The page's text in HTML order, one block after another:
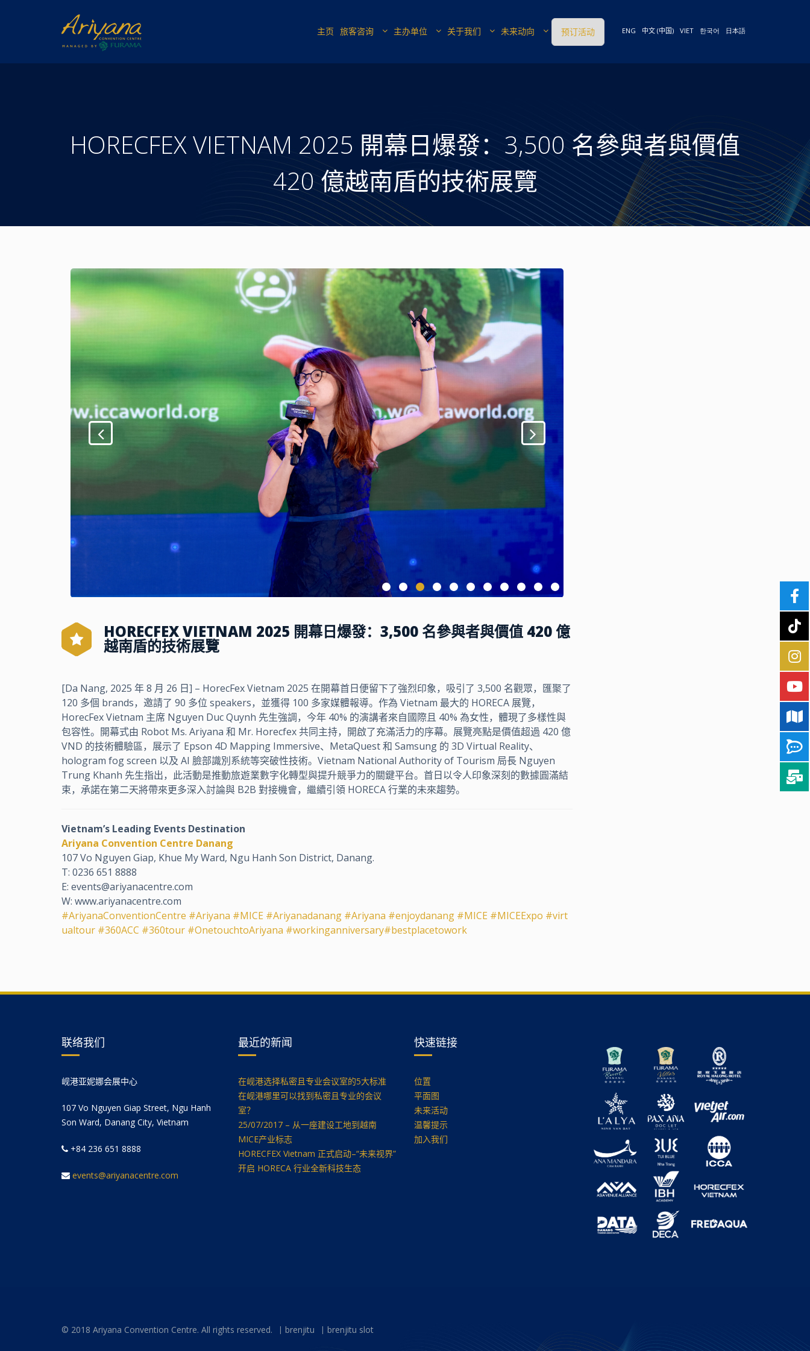
主页 旅客咨询 主办单位 关于我们 未来动向 预订活动 ENG 中文 (中国) VIET 한국어 日本語
HORECFEX VIETNAM 2025 開幕日爆發：3,500 名參與者與價值
420 億越南盾的技術展覽
HORECFEX VIETNAM 2025 開幕日爆發：3,500 名參與者與價值 420 億
越南盾的技術展覽
[Da Nang, 2025 年 8 月 26 日] – HorecFex Vietnam 2025 在開幕首日便留下了強烈印象，吸引了 3,500 名觀眾，匯聚了
120 多個 brands，邀請了 90 多位 speakers，並獲得 100 多家媒體報導。作為 Vietnam 最大的 HORECA 展覽，
HorecFex Vietnam 主席 Nguyen Duc Quynh 先生強調，今年 40% 的演講者來自國際且 40% 為女性，體現了多樣性與
包容性。開幕式由 Robot Ms. Ariyana 和 Mr. Horecfex 共同主持，開啟了充滿活力的序幕。展覽亮點是價值超過 420 億
VND 的技術體驗區，展示了 Epson 4D Mapping Immersive、MetaQuest 和 Samsung 的 3D Virtual Reality、
hologram fog screen 以及 AI 臉部識別系統等突破性技術。Vietnam National Authority of Tourism 局長 Nguyen
Trung Khanh 先生指出，此活動是推動旅遊業數字化轉型與提升競爭力的關鍵平台。首日以令人印象深刻的數據圓滿結
束，承諾在第二天將帶來更多深入討論與 B2B 對接機會，繼續引領 HORECA 行業的未來趨勢。
Vietnam’s Leading Events Destination
Ariyana Convention Centre Danang
107 Vo Nguyen Giap, Khue My Ward, Ngu Hanh Son District, Danang.
T: 0236 651 8888
E: events@ariyanacentre.com
W: www.ariyanacentre.com
#AriyanaConventionCentre #Ariyana #MICE #Ariyanadanang #Ariyana #enjoydanang #MICE #MICEExpo #virt
ualtour #360ACC #360tour #OnetouchtoAriyana #workinganniversary#bestplacetowork
联络我们
岘港亚妮娜会展中心
107 Vo Nguyen Giap Street, Ngu Hanh
Son Ward, Danang City, Vietnam
+84 236 651 8888
events@ariyanacentre.com
最近的新闻
在岘港选择私密且专业会议室的5大标准
在岘港哪里可以找到私密且专业的会议
室？
25/07/2017 – 从一座建设工地到越南
MICE产业标志
HORECFEX Vietnam 正式启动–“未来视界”
开启 HORECA 行业全新科技生态
快速链接
位置
平面图
未来活动
温馨提示
加入我们
© 2018 Ariyana Convention Centre. All rights reserved. brenjitu brenjitu slot